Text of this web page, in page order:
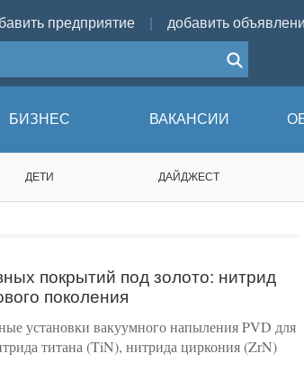
предприятие добавить
БИЗНЕС ВАКАНСИИ
ДЕТИ ДАЙДЖЕСТ
покрытий под золото: нитрид
поколения
установки вакуумного напыления PVD для
титана (TiN), нитрида циркония (ZrN)